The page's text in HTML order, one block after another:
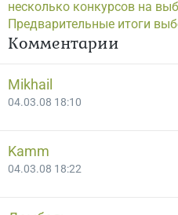
несколько конкурсов на
Предварительные итоги
Комментарии
Mikhail
04.03.08 18:10
Kamm
04.03.08 18:22